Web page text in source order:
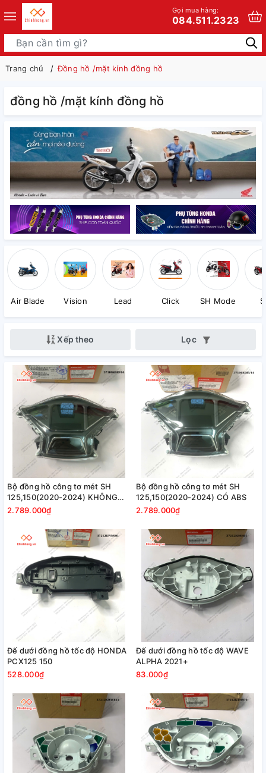
Gọi mua hàng:
084.511.2323
Trang chủ Đồng hồ /mặt kính đồng hồ
đồng hồ /mặt kính đồng hồ
Air Blade Vision Lead Click SH Mode
Xếp theo Lọc
Bộ đồng hồ công tơ mét SH
125,150(2020-2024) KHÔNG
ABS
2.789.000₫
Bộ đồng hồ công tơ mét SH
125,150(2020-2024) CÓ ABS
2.789.000₫
Đế dưới đồng hồ tốc độ HONDA
PCX125 150
528.000₫
Đế dưới đồng hồ tốc độ WAVE
ALPHA 2021+
83.000₫